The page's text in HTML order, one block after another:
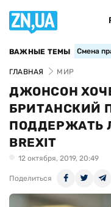
ВАЖНЫЕ ТЕМЫ Смена
ГЛАВНАЯ МИР
ДЖОНСОН
БРИТАНСКИЙ
ПОДДЕРЖАТЬ
BREXIT
12 октября, 2019, 20:49
Поделиться